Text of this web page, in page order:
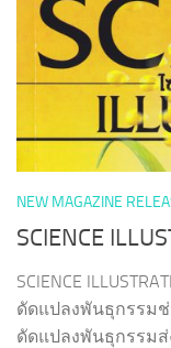
NEW MAGAZINE
SCIENCE
SCIENCE
ดัดแปลงพันธุกรรม
ดัดแปลงพันธุกรรม